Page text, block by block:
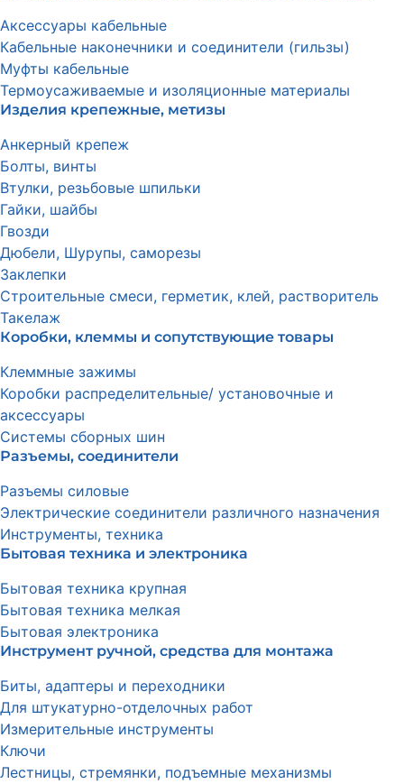
Аксессуары кабельные
Кабельные наконечники и соединители (гильзы)
Муфты кабельные
Термоусаживаемые и изоляционные материалы
Изделия крепежные, метизы
Анкерный крепеж
Болты, винты
Втулки, резьбовые шпильки
Гайки, шайбы
Гвозди
Дюбели, Шурупы, саморезы
Заклепки
Строительные смеси, герметик, клей, растворитель
Такелаж
Коробки, клеммы и сопутствующие товары
Клеммные зажимы
Коробки распределительные/ установочные и
аксессуары
Системы сборных шин
Разъемы, соединители
Разъемы силовые
Электрические соединители различного назначения
Инструменты, техника
Бытовая техника и электроника
Бытовая техника крупная
Бытовая техника мелкая
Бытовая электроника
Инструмент ручной, средства для монтажа
Биты, адаптеры и переходники
Для штукатурно-отделочных работ
Измерительные инструменты
Ключи
Лестницы, стремянки, подъемные механизмы